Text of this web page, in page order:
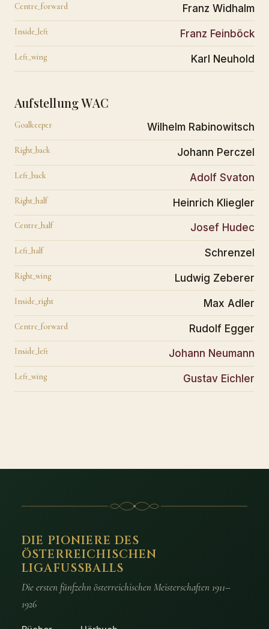
Centre_forward Franz Widhalm
Inside_left Franz Feinböck
Left_wing Karl Neuhold
Aufstellung WAC
Goalkeeper Wilhelm Rabinowitsch
Right_back Johann Perczel
Left_back Adolf Svaton
Right_half Heinrich Kliegler
Centre_half Josef Hudec
Left_half Schrenzel
Right_wing Ludwig Zeberer
Inside_right Max Adler
Centre_forward Rudolf Egger
Inside_left Johann Neumann
Left_wing Gustav Eichler
DIE PIONIERE DES
ÖSTERREICHISCHEN
LIGAFUSSBALLS
Die ersten fünfzehn österreichischen Meisterschaften 1911–
1926